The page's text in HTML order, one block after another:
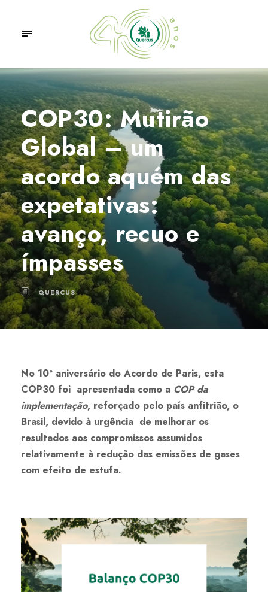
COP30: Mutirão
Global – um
acordo aquém das
expetativas:
avanço, recuo e
ímpasses
QUERCUS
No 10º aniversário do Acordo de Paris, esta
COP30 foi apresentada como a COP da
implementação, reforçado pelo país anfitrião, o
Brasil, devido à urgência de melhorar os
resultados aos compromissos assumidos
relativamente à redução das emissões de gases
com efeito de estufa.